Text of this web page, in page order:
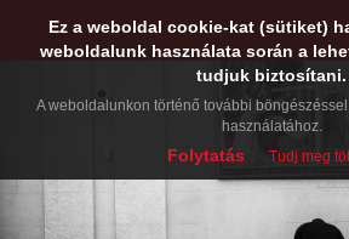
Ez a weboldal cookie-kat (sütiket)
weboldalunk használata során a
tudjuk biztosítani.
A weboldalunkon történő további
használatához.
Folytatás Tudj meg